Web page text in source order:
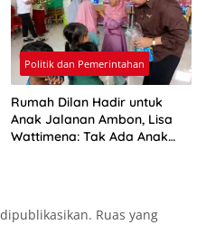
Politik dan Pemerintahan
Rumah Dilan Hadir untuk
Anak Jalanan Ambon, Lisa
Wattimena: Tak Ada Anak
Ruas yang